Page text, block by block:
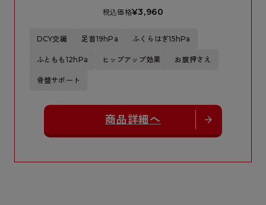
税込価格¥3,960
DCY交編 足首19hPa ふくらはぎ15hPa
ふともも12hPa ヒップアップ効果 お腹押さえ
骨盤サポート
商品詳細へ